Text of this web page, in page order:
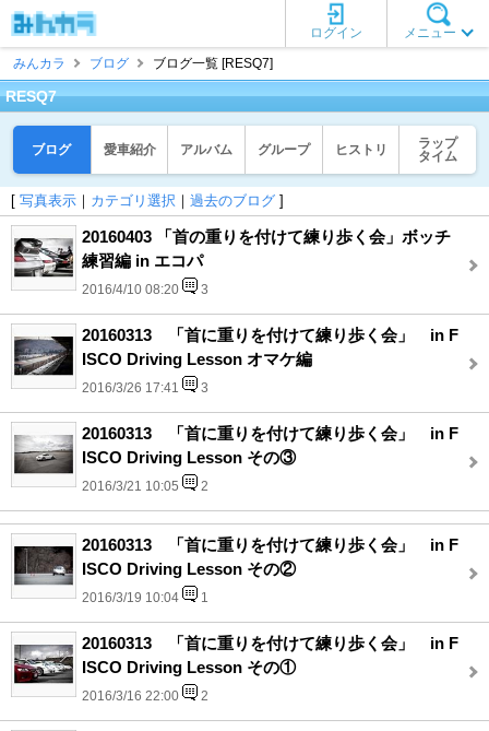
メニュー
ログイン
みんカラ
ブログ ブログ一覧 [RESQ7]
RESQ7
ブログ 愛車紹介 アルバム グループ ヒストリ
ラップ
タイム
[ 写真表示 ｜ カテゴリ選択 ｜ 過去のブログ ]
20160403 「首の重りを付けて練り歩く会」ボッチ
練習編 in エコパ
2016/4/10 08:20 3
20160313 「首に重りを付けて練り歩く会」 in F
ISCO Driving Lesson オマケ編
2016/3/26 17:41 3
20160313 「首に重りを付けて練り歩く会」 in F
ISCO Driving Lesson その③
2016/3/21 10:05 2
20160313 「首に重りを付けて練り歩く会」 in F
ISCO Driving Lesson その②
2016/3/19 10:04 1
20160313 「首に重りを付けて練り歩く会」 in F
ISCO Driving Lesson その①
2016/3/16 22:00 2